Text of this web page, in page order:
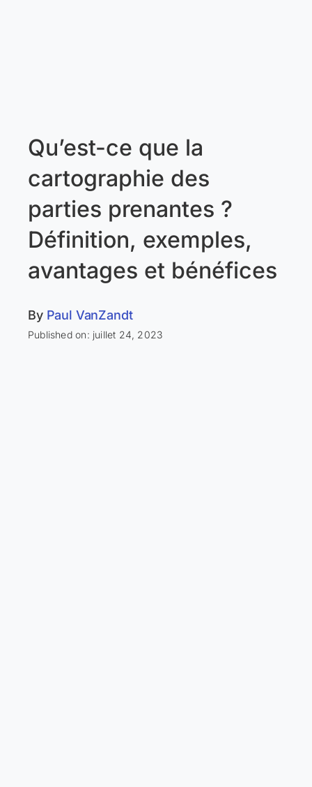
Qu’est-ce que la
cartographie des
parties prenantes ?
Définition, exemples,
avantages et bénéfices
By Paul VanZandt
Published on: juillet 24, 2023